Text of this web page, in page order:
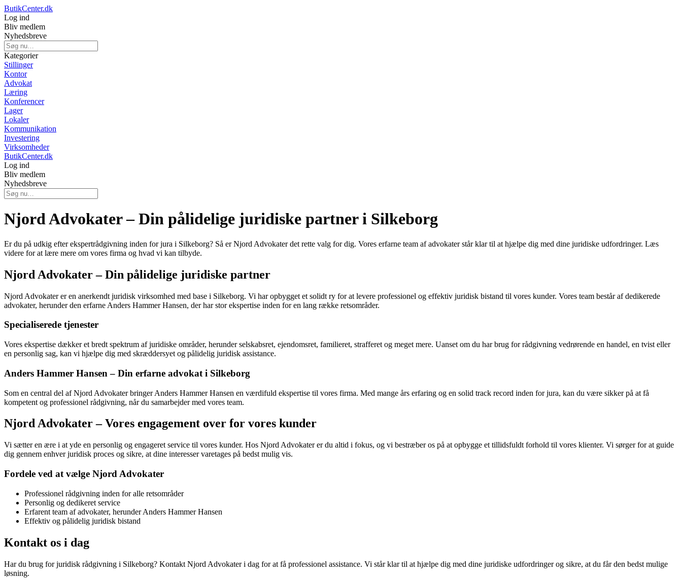
ButikCenter.dk
Log ind
Bliv medlem
Nyhedsbreve
Kategorier
Stillinger
Kontor
Advokat
Læring
Konferencer
Lager
Lokaler
Kommunikation
Investering
Virksomheder
ButikCenter.dk
Log ind
Bliv medlem
Nyhedsbreve
Njord Advokater – Din pålidelige juridiske partner i Silkeborg
Er du på udkig efter ekspertrådgivning inden for jura i Silkeborg? Så er Njord Advokater det rette valg for dig. Vores erfarne team af advokater står klar til at hjælpe dig med dine juridiske udfordringer. Læs
videre for at lære mere om vores firma og hvad vi kan tilbyde.
Njord Advokater – Din pålidelige juridiske partner
Njord Advokater er en anerkendt juridisk virksomhed med base i Silkeborg. Vi har opbygget et solidt ry for at levere professionel og effektiv juridisk bistand til vores kunder. Vores team består af dedikerede
advokater, herunder den erfarne Anders Hammer Hansen, der har stor ekspertise inden for en lang række retsområder.
Specialiserede tjenester
Vores ekspertise dækker et bredt spektrum af juridiske områder, herunder selskabsret, ejendomsret, familieret, strafferet og meget mere. Uanset om du har brug for rådgivning vedrørende en handel, en tvist eller
en personlig sag, kan vi hjælpe dig med skræddersyet og pålidelig juridisk assistance.
Anders Hammer Hansen – Din erfarne advokat i Silkeborg
Som en central del af Njord Advokater bringer Anders Hammer Hansen en værdifuld ekspertise til vores firma. Med mange års erfaring og en solid track record inden for jura, kan du være sikker på at få
kompetent og professionel rådgivning, når du samarbejder med vores team.
Njord Advokater – Vores engagement over for vores kunder
Vi sætter en ære i at yde en personlig og engageret service til vores kunder. Hos Njord Advokater er du altid i fokus, og vi bestræber os på at opbygge et tillidsfuldt forhold til vores klienter. Vi sørger for at guide
dig gennem enhver juridisk proces og sikre, at dine interesser varetages på bedst mulig vis.
Fordele ved at vælge Njord Advokater
Professionel rådgivning inden for alle retsområder
Personlig og dedikeret service
Erfarent team af advokater, herunder Anders Hammer Hansen
Effektiv og pålidelig juridisk bistand
Kontakt os i dag
Har du brug for juridisk rådgivning i Silkeborg? Kontakt Njord Advokater i dag for at få professionel assistance. Vi står klar til at hjælpe dig med dine juridiske udfordringer og sikre, at du får den bedst mulige
løsning.